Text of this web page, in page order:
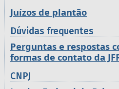
Juízos de plantão
Dúvidas frequentes
Perguntas e respostas
formas de contato da
CNPJ